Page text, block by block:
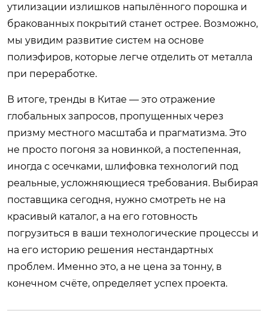
утилизации излишков напылённого порошка и
бракованных покрытий станет острее. Возможно,
мы увидим развитие систем на основе
полиэфиров, которые легче отделить от металла
при переработке.
В итоге, тренды в Китае — это отражение
глобальных запросов, пропущенных через
призму местного масштаба и прагматизма. Это
не просто погоня за новинкой, а постепенная,
иногда с осечками, шлифовка технологий под
реальные, усложняющиеся требования. Выбирая
поставщика сегодня, нужно смотреть не на
красивый каталог, а на его готовность
погрузиться в ваши технологические процессы и
на его историю решения нестандартных
проблем. Именно это, а не цена за тонну, в
конечном счёте, определяет успех проекта.